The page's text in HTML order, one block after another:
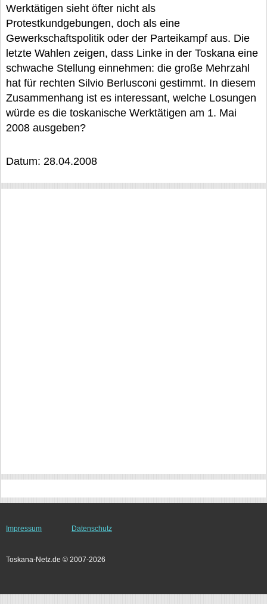
Werktätigen sieht öfter nicht als
Protestkundgebungen, doch als eine
Gewerkschaftspolitik oder der Parteikampf aus. Die
letzte Wahlen zeigen, dass Linke in der Toskana eine
schwache Stellung einnehmen: die große Mehrzahl
hat für rechten Silvio Berlusconi gestimmt. In diesem
Zusammenhang ist es interessant, welche Losungen
würde es die toskanische Werktätigen am 1. Mai
2008 ausgeben?
Datum: 28.04.2008
Impressum Datenschutz
Toskana-Netz.de © 2007-2026